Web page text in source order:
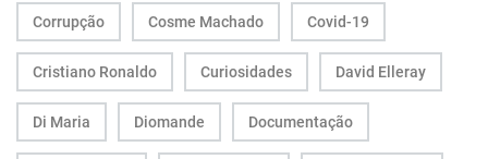
Corrupção Cosme Machado Covid-19
Cristiano Ronaldo Curiosidades David Elleray
Di Maria Diomande Documentação